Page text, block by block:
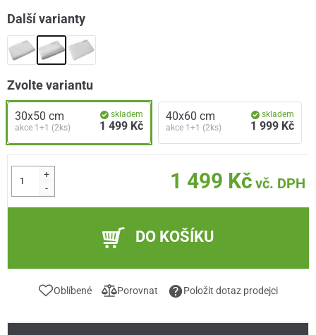
Další varianty
Zvolte variantu
30x50 cm
akce 1+1 (2ks)
skladem
1 499 Kč
40x60 cm
akce 1+1 (2ks)
skladem
1 999 Kč
+
-
1 499 Kč vč. DPH
DO KOŠÍKU
Oblíbené Porovnat Položit dotaz prodejci